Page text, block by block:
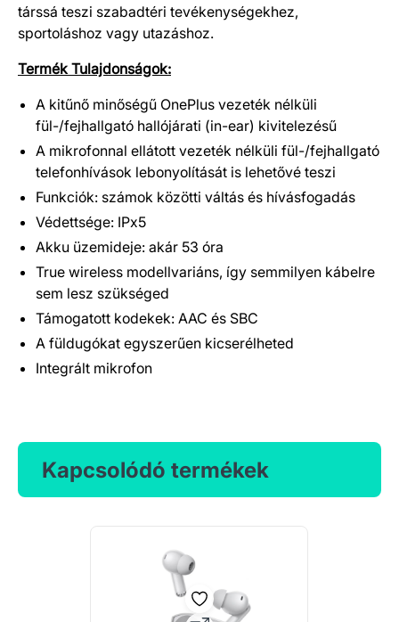
társsá teszi szabadtéri tevékenységekhez,
sportoláshoz vagy utazáshoz.
Termék Tulajdonságok:
A kitűnő minőségű OnePlus vezeték nélküli
fül-/fejhallgató hallójárati (in-ear) kivitelezésű
A mikrofonnal ellátott vezeték nélküli fül-/fejhallgató
telefonhívások lebonyolítását is lehetővé teszi
Funkciók: számok közötti váltás és hívásfogadás
Védettsége: IPx5
Akku üzemideje: akár 53 óra
True wireless modellvariáns, így semmilyen kábelre
sem lesz szükséged
Támogatott kodekek: AAC és SBC
A füldugókat egyszerűen kicserélheted
Integrált mikrofon
Kapcsolódó termékek